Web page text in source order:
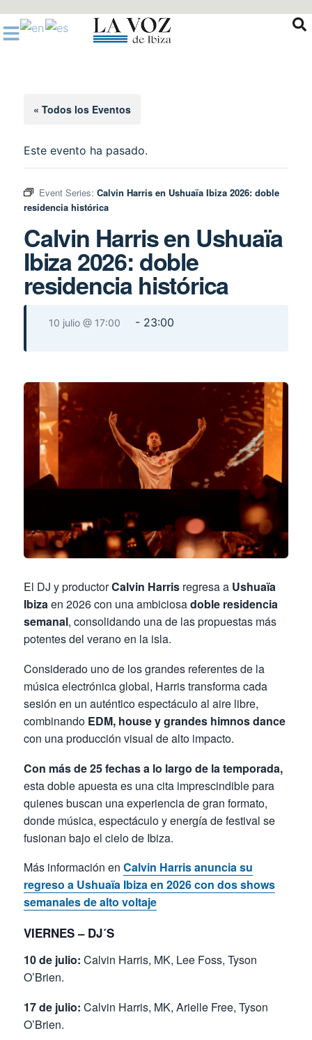
al
contenido
« Todos los Eventos
Este evento ha pasado.
Event Series: Calvin Harris en Ushuaïa Ibiza 2026: doble
residencia histórica
Calvin Harris en Ushuaïa
Ibiza 2026: doble
residencia histórica
10 julio @ 17:00 - 23:00
El DJ y productorCalvin Harris regresa a Ushuaïa
Ibizaen 2026 con una ambiciosadoble residencia
semanal, consolidando una de las propuestas más
potentes del verano en la isla.
Considerado uno de los grandes referentes de la
música electrónica global, Harris transforma cada
sesión en un auténtico espectáculo al aire libre,
combinando EDM, house y grandes himnos dance
con una producción visual de alto impacto.
Con más de 25 fechas a lo largo de la temporada,
esta doble apuesta es una cita imprescindible para
quienes buscan una experiencia de gran formato,
donde música, espectáculo y energía de festival se
fusionan bajo el cielo de Ibiza.
Más información en Calvin Harris anuncia su
regreso a Ushuaïa Ibiza en 2026 con dos shows
semanales de alto voltaje
VIERNES – DJ´S
10 de julio: Calvin Harris, MK, Lee Foss, Tyson
O’Brien.
17 de julio: Calvin Harris, MK, Arielle Free, Tyson
O’Brien.